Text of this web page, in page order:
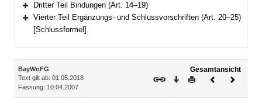
Bereich erweitern
Dritter Teil Bindungen (Art. 14–19)
Bereich erweitern
Vierter Teil Ergänzungs- und Schlussvorschriften (Art. 20–25)
[Schlussformel]
Inhalt
BayWoFG
Text gilt ab: 01.05.2018
Fassung: 10.04.2007
Gesamtansicht
Download
DruckenVorheriges